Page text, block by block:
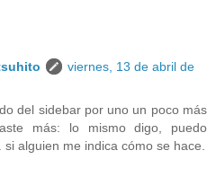
viernes, 13 de abril de
del sidebar por uno un poco más
más: lo mismo digo, puedo
alguien me indica cómo se hace.